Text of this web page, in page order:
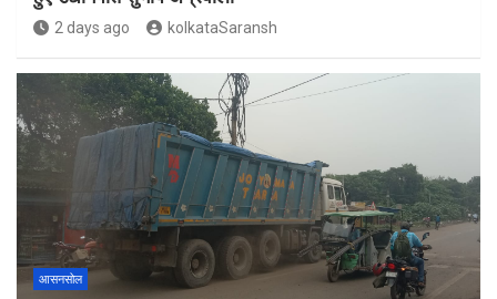
2 days ago kolkataSaransh
आसनसोल